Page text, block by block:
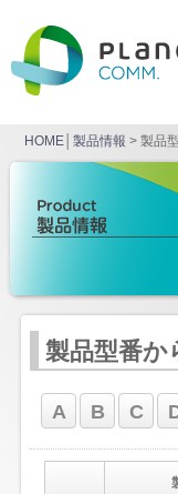
HOME 製品情報 > 製品
製品型番か
A B C